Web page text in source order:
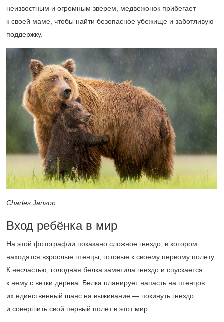
неизвестным и огромным зверем, медвежонок прибегает
к своей маме, чтобы найти безопасное убежище и заботливую
поддержку.
Charles Janson
Вход ребёнка в мир
На этой фотографии показано сложное гнездо, в котором
находятся взрослые птенцы, готовые к своему первому полету.
К несчастью, голодная белка заметила гнездо и спускается
к нему с ветки дерева. Белка планирует напасть на птенцов:
их единственный шанс на выживание — покинуть гнездо
и совершить свой первый полет в этот мир.